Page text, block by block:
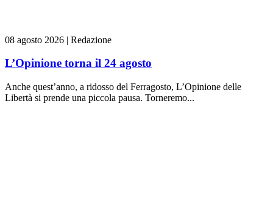
08 agosto 2026 | Redazione
L’Opinione torna il 24 agosto
Anche quest’anno, a ridosso del Ferragosto, L’Opinione delle
Libertà si prende una piccola pausa. Torneremo...